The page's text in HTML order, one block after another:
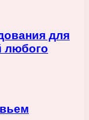
для
любого